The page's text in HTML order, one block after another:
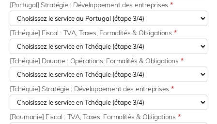
[Portugal] Stratégie : Développement des entreprises *
[Tchéquie] Fiscal : TVA, Taxes, Formalités & Obligations *
[Tchéquie] Douane : Opérations, Formalités & Obligations *
[Tchéquie] Stratégie : Développement des entreprises *
[Roumanie] Fiscal : TVA, Taxes, Formalités & Obligations *